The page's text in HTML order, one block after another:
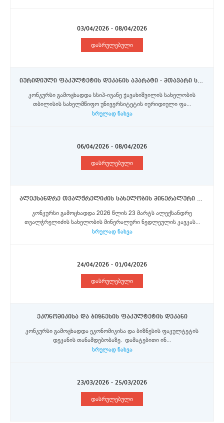
03/04/2026 - 08/04/2026
დასრულებული
იურიდიული ფაკულტეტის დეკანის აპარატი - მთავარი სპეციალისტი
კონკურსი გამოცხადდა სსიპ-ივანე ჯავახიშვილის სახელობის
თბილისის სახელმწიფო უნივერსიტეტის იურიდიული ფა...
სრულად ნახვა
06/04/2026 - 08/04/2026
დასრულებული
ალექსანდრე თვალჭრელიძის სახელობის მინერალური ნედლეულის კავკასიის ინსტიტუტი - მეცნიერი თანამშრომელი
კონკურსი გამოცხადდა 2026 წლის 23 მარტს ალექსანდრე
თვალჭრელიძის სახელობის მინერალური ნედლეულის კავკას...
სრულად ნახვა
24/04/2026 - 01/04/2026
დასრულებული
ეკონომიკისა და ბიზნესის ფაკულტეტის დეკანი
კონკურსი გამოცხადდა ეკონომიკისა და ბიზნესის ფაკულტეტის
დეკანის თანამდებობაზე. დამატებითი ინ...
სრულად ნახვა
23/03/2026 - 25/03/2026
დასრულებული